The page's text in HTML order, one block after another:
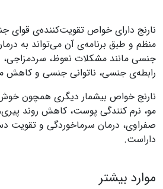
نارنج دارای خواص تقویت‌کننده‌ی
منظم و طبق برنامه‌ی آن می‌تواند به
جنسی مانند مشکلات نعوظ، سردمزاجی،
رابطه‌ی جنسی، ناتوانی جنسی و
نارنج خواص بیشمار دیگری همچون
مو، نرم کنندگی پوست، کاهش روند
صفراوی، درمان سرماخوردگی و تقویت
داراست.
موارد بیشتر